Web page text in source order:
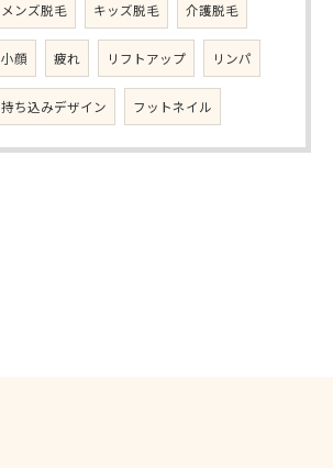
メンズ脱毛 キッズ脱毛 介護脱毛
小顔 疲れ リフトアップ リンパ
持ち込みデザイン フットネイル